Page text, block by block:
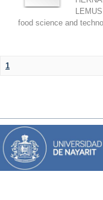
food science and
1